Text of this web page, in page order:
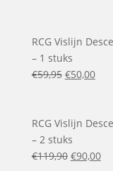
RCG Vislijn
– 1 stuks
€59,95 Le
était :
€59,95.
€50,00Le
est :
RCG Vislijn
– 2 stuks
€119,90 Le
€90,00Le